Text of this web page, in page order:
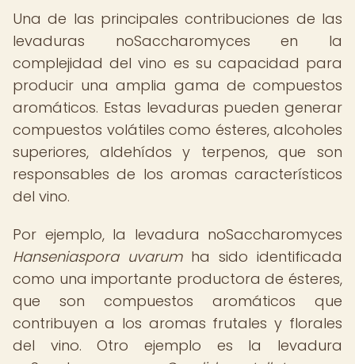
Una de las principales contribuciones de las
levaduras noSaccharomyces en la
complejidad del vino es su capacidad para
producir una amplia gama de compuestos
aromáticos. Estas levaduras pueden generar
compuestos volátiles como ésteres, alcoholes
superiores, aldehídos y terpenos, que son
responsables de los aromas característicos
del vino.
Por ejemplo, la levadura noSaccharomyces
Hanseniaspora uvarumha sido identificada
como una importante productora de ésteres,
que son compuestos aromáticos que
contribuyen a los aromas frutales y florales
del vino. Otro ejemplo es la levadura